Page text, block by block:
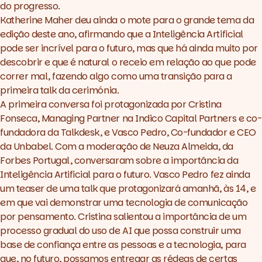
do progresso.
Katherine Maher deu ainda o mote para o grande tema da
edição deste ano, afirmando que a Inteligência Artificial
pode ser incrível para o futuro, mas que há ainda muito por
descobrir e que é natural o receio em relação ao que pode
correr mal, fazendo algo como uma transição para a
primeiratalkda cerimónia.
A primeira conversa foi protagonizada por Cristina
Fonseca, Managing Partner na Indico Capital Partners e co-
fundadora da Talkdesk, e Vasco Pedro, Co-fundador e CEO
da Unbabel. Com a moderação de Neuza Almeida, da
Forbes Portugal, conversaram sobre a importância da
Inteligência Artificial para o futuro. Vasco Pedro fez ainda
umteaserde umatalkque protagonizará amanhã, às 14, e
em que vai demonstrar uma tecnologia de comunicação
por pensamento. Cristina salientou a importância de um
processo gradual do uso de AI que possa construir uma
base de confiança entre as pessoas e a tecnologia, para
que, no futuro, possamos entregar as rédeas de certas